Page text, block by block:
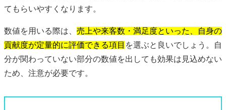
てもらいやすくなります。
数値を用いる際は、 売上や来客数・満足度といった、自身の
貢献度が定量的に評価できる項目 を選ぶと良いでしょう。自
分が関わっていない部分の数値を出しても効果は見込めない
ため、注意が必要です。